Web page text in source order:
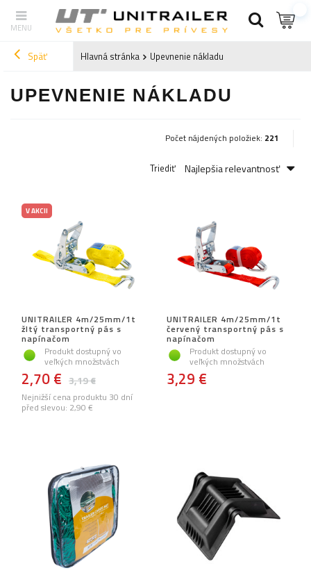
Späť Hlavná stránka Upevnenie nákladu
UPEVNENIE NÁKLADU
Počet nájdených položiek: 221
Triediť Najlepšia relevantnosť
V AKCII
UNITRAILER 4m/25mm/1t
žltý transportný pás s
napínačom
Produkt dostupný vo
veľkých množstvách
3,19 €
2,70 €
Nejnižší cena produktu 30 dní
před slevou: 2,90 €
UNITRAILER 4m/25mm/1t
červený transportný pás s
napínačom
Produkt dostupný vo
veľkých množstvách
3,29 €